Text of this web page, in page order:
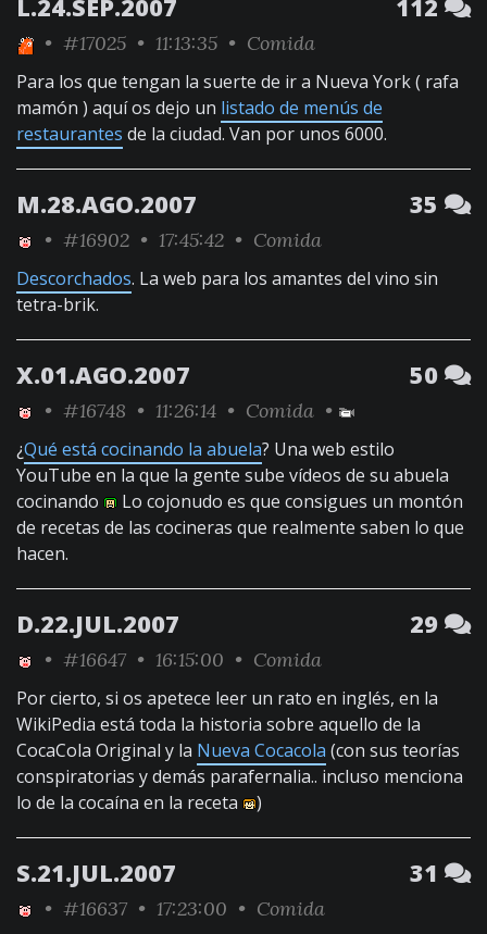
L.24.SEP.2007 112
• #17025 • 11:13:35 • Comida
Para los que tengan la suerte de ir a Nueva York ( rafa
mamón ) aquí os dejo un listado de menús de
restaurantes de la ciudad. Van por unos 6000.
M.28.AGO.2007 35
• #16902 • 17:45:42 • Comida
Descorchados. La web para los amantes del vino sin
tetra-brik.
X.01.AGO.2007 50
• #16748 • 11:26:14 • Comida •
¿Qué está cocinando la abuela? Una web estilo
YouTube en la que la gente sube vídeos de su abuela
cocinando
Lo cojonudo es que consigues un montón
de recetas de las cocineras que realmente saben lo que
hacen.
D.22.JUL.2007 29
• #16647 • 16:15:00 • Comida
Por cierto, si os apetece leer un rato en inglés, en la
WikiPedia está toda la historia sobre aquello de la
CocaCola Original y la Nueva Cocacola (con sus teorías
conspiratorias y demás parafernalia.. incluso menciona
lo de la cocaína en la receta
)
S.21.JUL.2007 31
• #16637 • 17:23:00 • Comida